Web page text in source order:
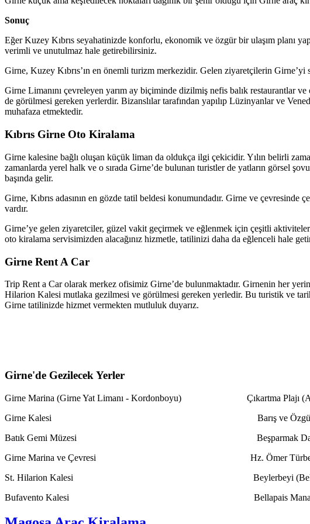
Sonuç
Eğer Kuzey Kıbrıs seyahatinizde konforlu, ekonomik ve özgür bir ulaşım planı
verimli ve unutulmaz hale getirebilirsiniz.
Girne, Kuzey Kıbrıs’ın en önemli turizm merkezidir. Gelen ziyaretçilerin Girne’yi
Girne Limanını çevreleyen yarım ay biçiminde dizilmiş nefis balık restaurantlar
de görülmesi gereken yerlerdir. Bizanslılar tarafından yapılıp Lüzinyanlar ve
muhafaza etmektedir.
Kıbrıs Girne Oto Kiralama
Girne kalesine bağlı oluşan küçük liman da oldukça ilgi çekicidir. Yılın belirli
zamanlarda yerel halk ve o sırada Girne’de bulunan turistler de yatların görsel
başında gelir.
Girne, Kıbrıs adasının en gözde tatil beldesi konumundadır. Girne ve
vardır.
Girne’ye gelen ziyaretciler, güzel vakit geçirmek ve eğlenmek için çeşitli
oto kiralama servisimizden alacağınız hizmetle, tatilinizi daha da eğlenceli hale
Girne Rent A Car
Trip Rent a Car olarak merkez ofisimiz Girne’de bulunmaktadır. Girnenin her
Hilarion Kalesi mutlaka gezilmesi ve görülmesi gereken yerledir. Bu turistik ve
Girne tatilinizde hizmet vermekten mutluluk duyarız.
Girne'de Gezilecek Yerler
Girne Marina (Girne Yat Limanı - Kordonboyu) Çıkartma Plajı
Girne Kalesi Barış ve Özgürlük
Batık Gemi Müzesi Beşparmak
Girne Marina ve Çevresi Hz. Ömer
St. Hilarion Kalesi Beylerbeyi
Bufavento Kalesi Bellapais